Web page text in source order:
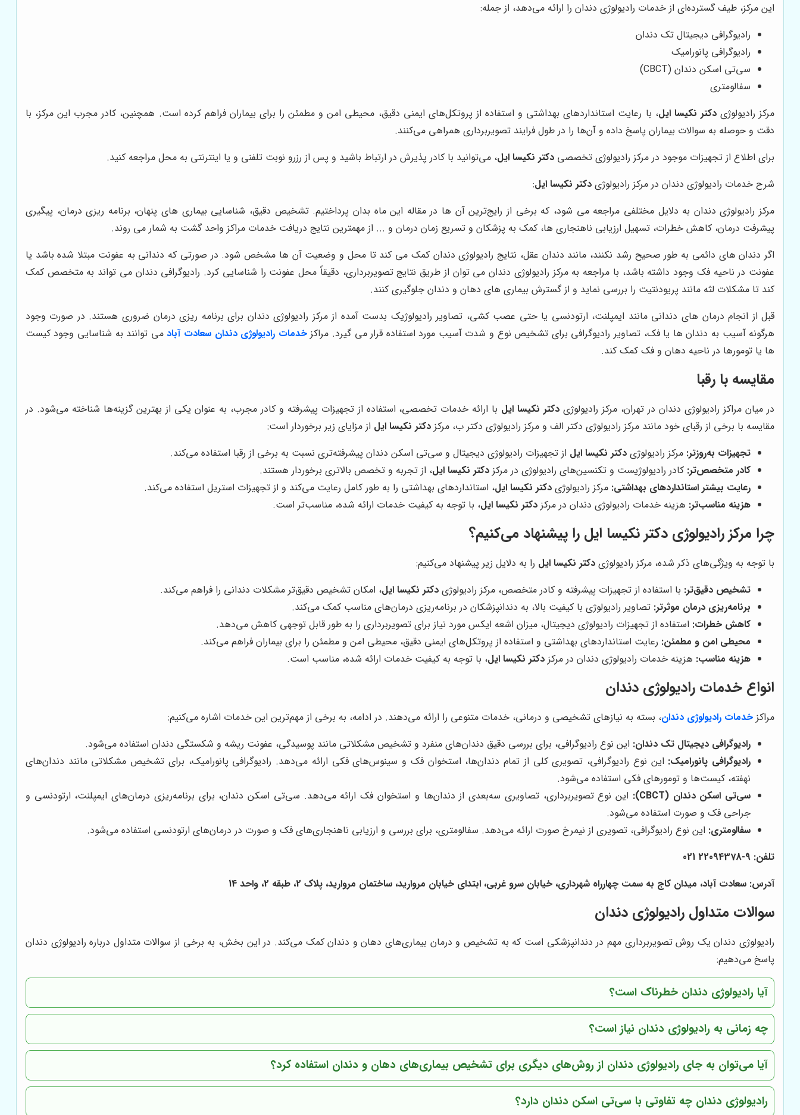
این مرکز، طیف گسترده‌ای از خدمات رادیولوژی دندان را ارائه می‌دهد، از جمله:
رادیوگرافی دیجیتال تک دندان
رادیوگرافی پانورامیک
سی‌تی اسکن دندان (CBCT)
سفالومتری
مرکز رادیولوژیدکتر نکیسا ایل، با رعایت استانداردهای بهداشتی و استفاده از پروتکل‌های ایمنی دقیق، محیطی امن و مطمئن را برای بیماران فراهم کرده است. همچنین، کادر مجرب این مرکز، با
دقت و حوصله به سوالات بیماران پاسخ داده و آن‌ها را در طول فرایند تصویربرداری همراهی می‌کنند.
برای اطلاع از تجهیزات موجود در مرکز رادیولوژی تخصصی دکتر نکیسا ایل، می‌توانید با کادر پذیرش در ارتباط باشید و پس از رزرو نوبت تلفنی و یا اینترنتی به محل مراجعه کنید.
شرح خدمات رادیولوژی دندان در مرکز رادیولوژی دکتر نکیسا ایل:
مرکز رادیولوژی دندان به دلایل مختلفی مراجعه می شود، که برخی از رایج‌ترین آن ها در مقاله این ماه بدان پرداختیم. تشخیص دقیق، شناسایی بیماری های پنهان، برنامه ریزی درمان، پیگیری
پیشرفت درمان، کاهش خطرات، تسهیل ارزیابی ناهنجاری ها، کمک به پزشکان و تسریع زمان درمان و ... از مهمترین نتایج دریافت خدمات مراکز واحد گشت به شمار می روند.
اگر دندان های دائمی به طور صحیح رشد نکنند، مانند دندان عقل، نتایج رادیولوژی دندان کمک می کند تا محل و وضعیت آن ها مشخص شود. در صورتی که دندانی به عفونت مبتلا شده باشد یا
عفونت در ناحیه فک وجود داشته باشد، با مراجعه به مرکز رادیولوژی دندان می توان از طریق نتایج تصویربرداری، دقیقاً محل عفونت را شناسایی کرد. رادیوگرافی دندان می تواند به متخصص کمک
کند تا مشکلات لثه مانند پریودنتیت را بررسی نماید و از گسترش بیماری های دهان و دندان جلوگیری کنند.
قبل از انجام درمان های دندانی مانند ایمپلنت، ارتودنسی یا حتی عصب کشی، تصاویر رادیولوژیک بدست آمده از مرکز رادیولوژی دندان برای برنامه ریزی درمان ضروری هستند. در صورت وجود
هرگونه آسیب به دندان ها یا فک، تصاویر رادیوگرافی برای تشخیص نوع و شدت آسیب مورد استفاده قرار می گیرد. مراکزخدمات رادیولوژی دندان سعادت آبادمی توانند به شناسایی وجود کیست
ها یا تومورها در ناحیه دهان و فک کمک کند.
مقایسه با رقبا
در میان مراکز رادیولوژی دندان در تهران، مرکز رادیولوژی دکتر نکیسا ایل با ارائه خدمات تخصصی، استفاده از تجهیزات پیشرفته و کادر مجرب، به عنوان یکی از بهترین گزینه‌ها شناخته می‌شود. در
مقایسه با برخی از رقبای خود مانند مرکز رادیولوژی دکتر الف و مرکز رادیولوژی دکتر ب، مرکز دکتر نکیسا ایل از مزایای زیر برخوردار است:
تجهیزات به‌روزتر: مرکز رادیولوژی دکتر نکیسا ایل از تجهیزات رادیولوژی دیجیتال و سی‌تی اسکن دندان پیشرفته‌تری نسبت به برخی از رقبا استفاده می‌کند.
کادر متخصص‌تر: کادر رادیولوژیست و تکنسین‌های رادیولوژی در مرکز دکتر نکیسا ایل، از تجربه و تخصص بالاتری برخوردار هستند.
رعایت بیشتر استانداردهای بهداشتی: مرکز رادیولوژی دکتر نکیسا ایل، استانداردهای بهداشتی را به طور کامل رعایت می‌کند و از تجهیزات استریل استفاده می‌کند.
هزینه مناسب‌تر: هزینه خدمات رادیولوژی دندان در مرکز دکتر نکیسا ایل، با توجه به کیفیت خدمات ارائه شده، مناسب‌تر است.
چرا مرکز رادیولوژی دکتر نکیسا ایل را پیشنهاد می‌کنیم؟
با توجه به ویژگی‌های ذکر شده، مرکز رادیولوژی دکتر نکیسا ایل را به دلایل زیر پیشنهاد می‌کنیم:
تشخیص دقیق‌تر: با استفاده از تجهیزات پیشرفته و کادر متخصص، مرکز رادیولوژی دکتر نکیسا ایل، امکان تشخیص دقیق‌تر مشکلات دندانی را فراهم می‌کند.
برنامه‌ریزی درمان موثرتر: تصاویر رادیولوژی با کیفیت بالا، به دندانپزشکان در برنامه‌ریزی درمان‌های مناسب کمک می‌کند.
کاهش خطرات: استفاده از تجهیزات رادیولوژی دیجیتال، میزان اشعه ایکس مورد نیاز برای تصویربرداری را به طور قابل توجهی کاهش می‌دهد.
محیطی امن و مطمئن: رعایت استانداردهای بهداشتی و استفاده از پروتکل‌های ایمنی دقیق، محیطی امن و مطمئن را برای بیماران فراهم می‌کند.
هزینه مناسب: هزینه خدمات رادیولوژی دندان در مرکز دکتر نکیسا ایل، با توجه به کیفیت خدمات ارائه شده، مناسب است.
انواع خدمات رادیولوژی دندان
مراکز خدمات رادیولوژی دندان، بسته به نیازهای تشخیصی و درمانی، خدمات متنوعی را ارائه می‌دهند. در ادامه، به برخی از مهم‌ترین این خدمات اشاره می‌کنیم:
رادیوگرافی دیجیتال تک دندان: این نوع رادیوگرافی، برای بررسی دقیق دندان‌های منفرد و تشخیص مشکلاتی مانند پوسیدگی، عفونت ریشه و شکستگی دندان استفاده می‌شود.
رادیوگرافی پانورامیک: این نوع رادیوگرافی، تصویری کلی از تمام دندان‌ها، استخوان فک و سینوس‌های فکی ارائه می‌دهد. رادیوگرافی پانورامیک، برای تشخیص مشکلاتی مانند دندان‌های
نهفته، کیست‌ها و تومورهای فکی استفاده می‌شود.
سی‌تی اسکن دندان (CBCT):
این نوع تصویربرداری، تصاویری سه‌بعدی از دندان‌ها و استخوان فک ارائه می‌دهد. سی‌تی اسکن دندان، برای برنامه‌ریزی درمان‌های ایمپلنت، ارتودنسی و
جراحی فک و صورت استفاده می‌شود.
سفالومتری: این نوع رادیوگرافی، تصویری از نیمرخ صورت ارائه می‌دهد. سفالومتری، برای بررسی و ارزیابی ناهنجاری‌های فک و صورت در درمان‌های ارتودنسی استفاده می‌شود.
تلفن: 9-22094378 021
آدرس: سعادت آباد، میدان کاج به سمت چهارراه شهرداری، خیابان سرو غربی، ابتدای خیابان مروارید، ساختمان مروارید، پلاک 2، طبقه 2، واحد 14
سوالات متداول رادیولوژی دندان
رادیولوژی دندان یک روش تصویربرداری مهم در دندانپزشکی است که به تشخیص و درمان بیماری‌های دهان و دندان کمک می‌کند. در این بخش، به برخی از سوالات متداول درباره رادیولوژی دندان
پاسخ می‌دهیم:
آیا رادیولوژی دندان خطرناک است؟
چه زمانی به رادیولوژی دندان نیاز است؟
آیا می‌توان به جای رادیولوژی دندان از روش‌های دیگری برای تشخیص بیماری‌های دهان و دندان استفاده کرد؟
رادیولوژی دندان چه تفاوتی با سی‌تی اسکن دندان دارد؟